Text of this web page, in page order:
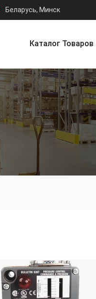
Беларусь, Минск
Каталог Товаров